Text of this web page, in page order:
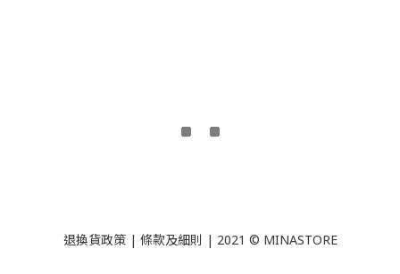
退換貨政策| 條款及細則 | 2021 © MINASTORE